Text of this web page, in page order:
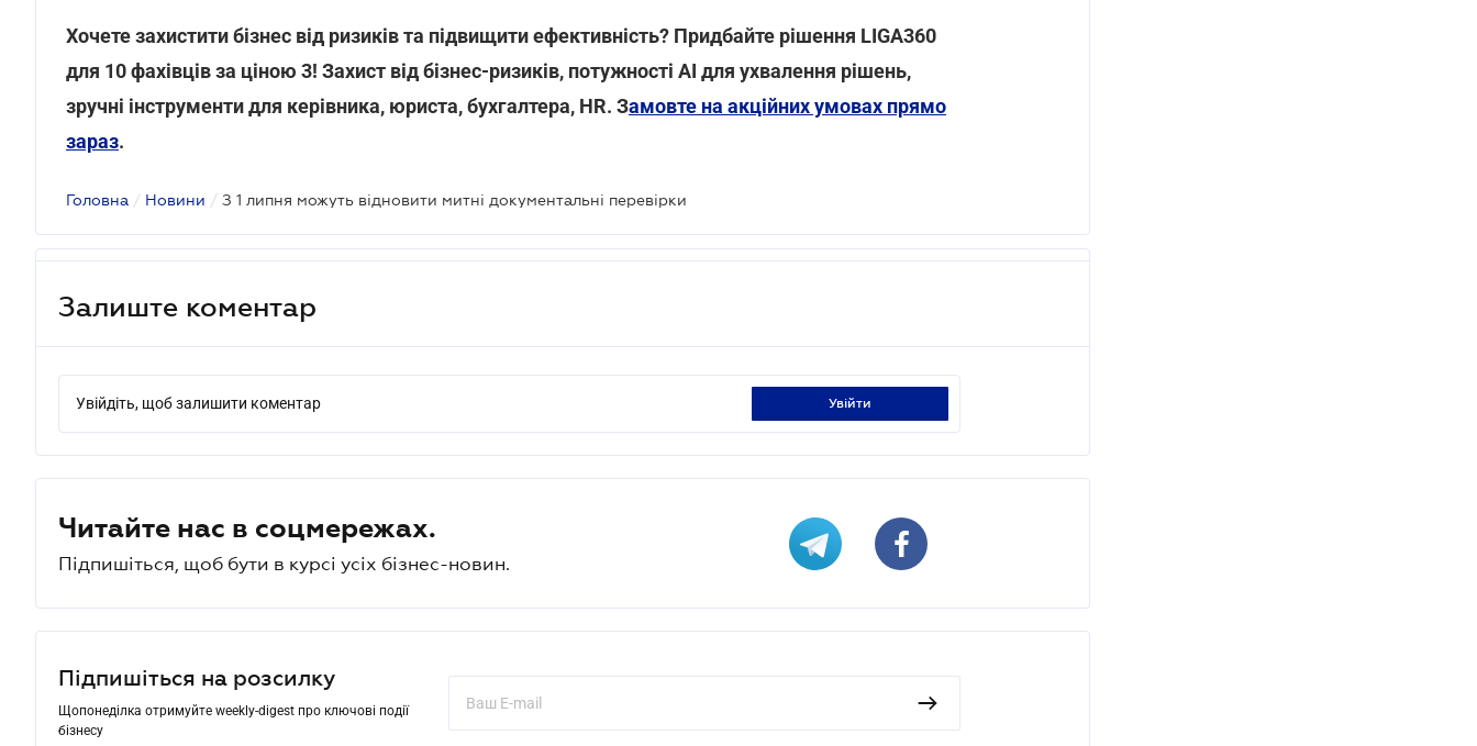
Хочете захистити бізнес від ризиків та підвищити ефективність? Придбайте рішення LIGA360
для 10 фахівців за ціною 3! Захист від бізнес-ризиків, потужності AI для ухвалення рішень,
зручні інструменти для керівника, юриста, бухгалтера, HR. Замовте на акційних умовах прямо
зараз.
Головна / Новини / З 1 липня можуть відновити митні документальні перевірки
Залиште коментар
Увійдіть, щоб залишити коментар увійти
Читайте нас в соцмережах.
Підпишіться, щоб бути в курсі усіх бізнес-новин.
Підпишіться на розсилку
Щопонеділка отримуйте weekly-digest про ключові події
бізнесу